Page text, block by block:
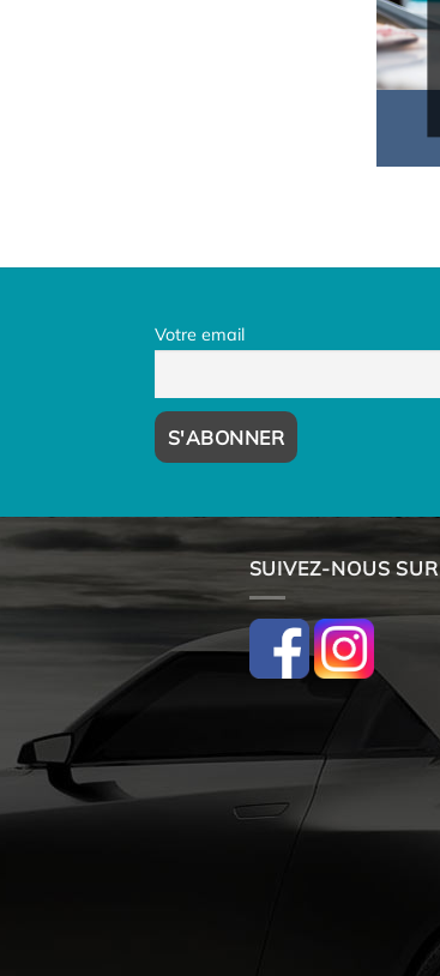
Votre email
SUIVEZ-NOUS